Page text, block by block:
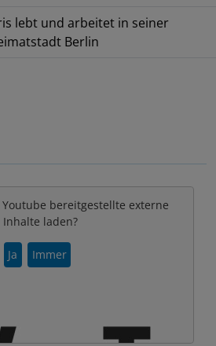
lebt und arbeitet in seiner
Berlin
bereitgestellte externe
Inhalte laden?
Ja Immer